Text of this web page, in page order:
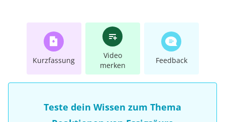
Kurzfassung
Video
merken
Feedback
Teste dein Wissen zum Thema